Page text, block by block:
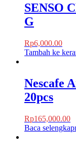
SENSO
G
Rp6,000.00
Tambah ke
Nescafe
20pcs
Rp165,000.00
Baca